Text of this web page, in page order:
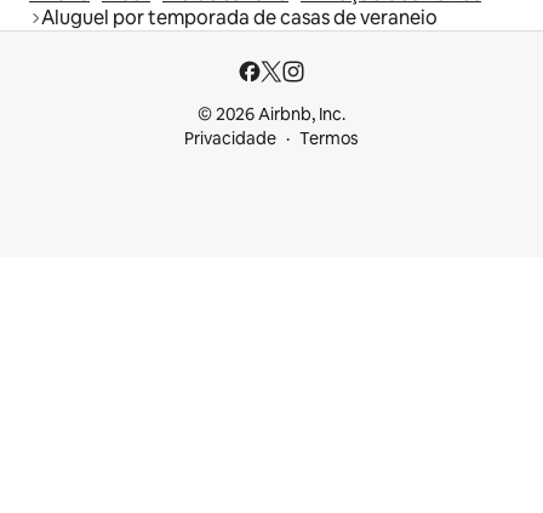
Aluguel por temporada de casas de veraneio
© 2026 Airbnb, Inc.
Privacidade
Termos